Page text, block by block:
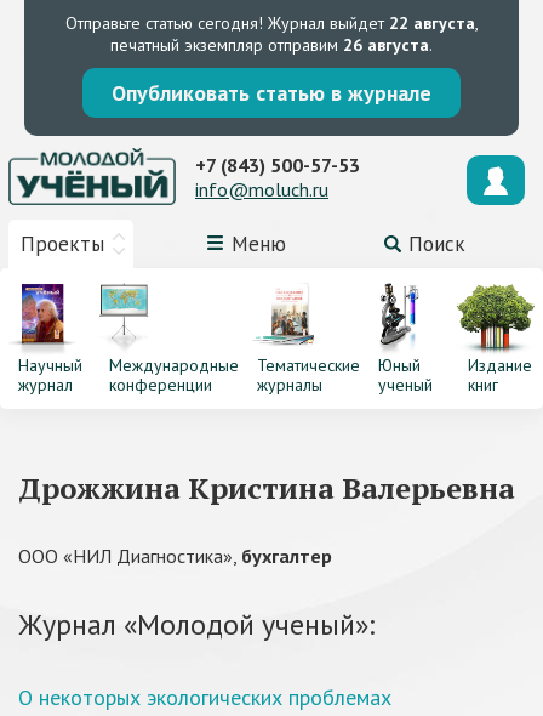
Отправьте статью сегодня! Журнал выйдет 22 августа,
печатный экземпляр отправим 26 августа.
Опубликовать статью в журнале
Проекты Меню Поиск
+7 (843) 500-57-53
info@moluch.ru
Научный
журнал
Международные
конференции
Тематические
журналы
Юный
ученый
Издание
книг
Дрожжина Кристина Валерьевна
ООО «НИЛ Диагностика», бухгалтер
Журнал «Молодой ученый»:
О некоторых экологических проблемах